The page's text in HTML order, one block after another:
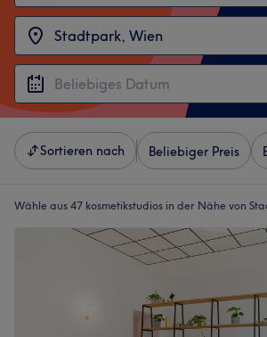
Sortieren nach Beliebiger Preis
Wähle aus 47 kosmetikstudios in der Nähe von